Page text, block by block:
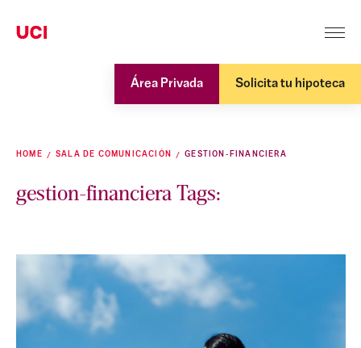
Área Privada Solicita tu hipoteca
HOME SALA DE COMUNICACIÓN GESTION-FINANCIERA
gestion-financiera Tags: